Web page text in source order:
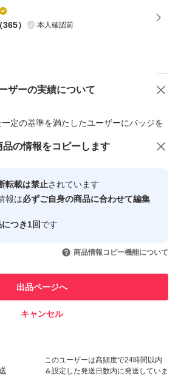
（365） 本人確認前
ザーの実績について
定の基準を満たしたユーザーにバッジを
心・安全なユーザーです
引を完了させた実績があります
での取引実績があります
このユーザーは高頻度で24時間以内
＆設定した発送日数内に発送していま
商品への質問
品の情報をコピーします
転載は禁止されています
報は必ずご自身の商品に合わせて編集
つき1回です
商品情報コピー機能について
出品ページへ
キャンセル
人にオススメ